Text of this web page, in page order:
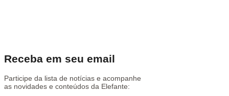
Receba em seu email
Participe da lista de notícias e acompanhe
as novidades e conteúdos da Elefante: